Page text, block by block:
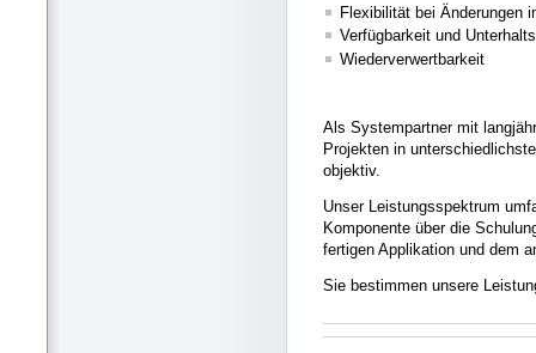
Flexibilität bei Änderungen
Verfügbarkeit und
Wiederverwertbarkeit
Als Systempartner mit
Projekten in
objektiv.
Unser Leistungsspektrum
Komponente über die
fertigen Applikation und dem
Sie bestimmen unsere